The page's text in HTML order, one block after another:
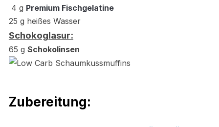
4 g Premium Fischgelatine
25 g heißes Wasser
Schokoglasur:
65 g Schokolinsen
Zubereitung: